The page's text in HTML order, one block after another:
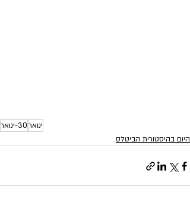
ינואר30-ינואר
היום בהיסטורית הביטלס